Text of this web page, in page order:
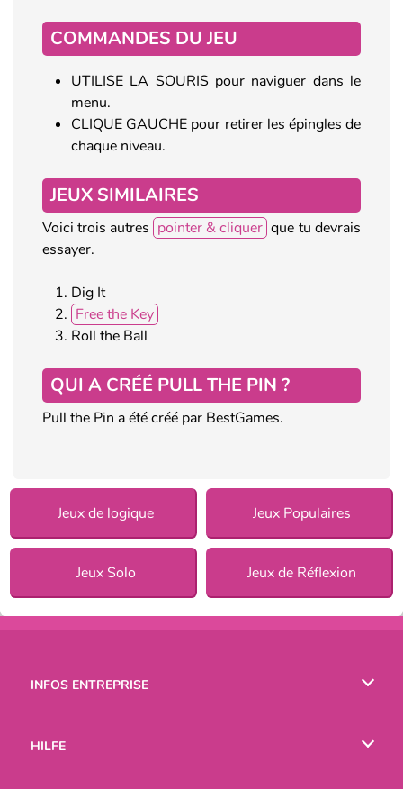
COMMANDES DU JEU
UTILISE LA SOURIS pour naviguer dans le
menu.
CLIQUE GAUCHE pour retirer les épingles de
chaque niveau.
JEUX SIMILAIRES
Voici trois autres pointer & cliquer que tu devrais
essayer.
Dig It
Free the Key
Roll the Ball
QUI A CRÉÉ PULL THE PIN ?
Pull the Pin a été créé par BestGames.
Jeux de logique Jeux Populaires
Jeux Solo Jeux de Réflexion
INFOS ENTREPRISE
HILFE